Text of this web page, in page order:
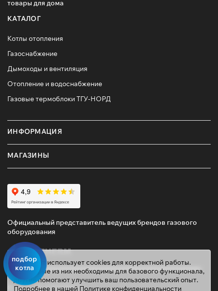
подбор
котла
товары для дома
КАТАЛОГ
Котлы отопления
Газоснабжение
Дымоходы и вентиляция
Отопление и водоснабжение
Газовые термоблоки ТГУ-НОРД
ИНФОРМАЦИЯ
МАГАЗИНЫ
Официальный представитель ведущих брендов газового
оборудования
© 2026 ТД «ГАЗОВИК»
Этот сайт использует cookies для корректной работы.
Некоторые из них необходимы для базового функционала,
другие помогают улучшить ваш пользовательский опыт.
Подробнее в нашей Политике конфиденциальности